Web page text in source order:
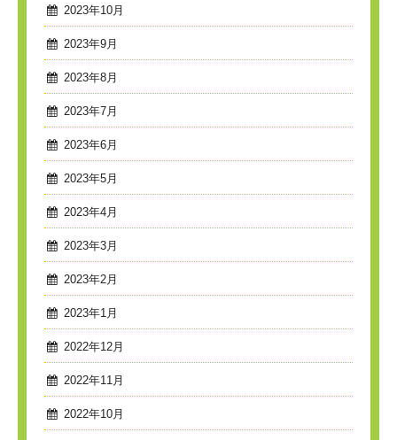
2023年10月
2023年9月
2023年8月
2023年7月
2023年6月
2023年5月
2023年4月
2023年3月
2023年2月
2023年1月
2022年12月
2022年11月
2022年10月